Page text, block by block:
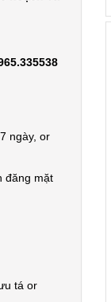
ngày, or
đăng mặt
tá or